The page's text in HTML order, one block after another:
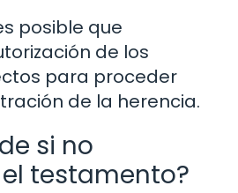
posible que
de los
para proceder
de la herencia.
si no
testamento?